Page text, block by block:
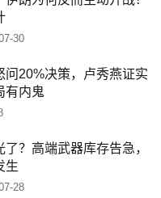
30
问20%决策，卢秀燕证实
有内鬼
？高端武器库存告急，
生
28